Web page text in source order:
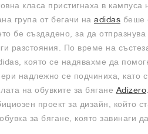
класа пристигнаха в кампуса
група от бегачи на adidas беше
бе създадено, за да отпразнува
разстояния. По време на
която се надявахме да
надлежно се подчиниха, като
на обувките за бягане Adizero
проект за дизайн, който
за бягане, която завинаги